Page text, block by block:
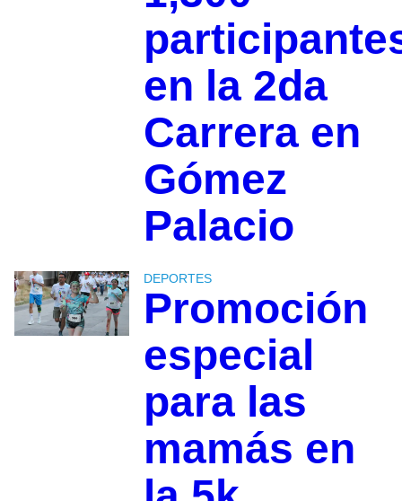
en la 2da
Carrera en
Gómez
Palacio
DEPORTES
Promoción
especial
para las
mamás en